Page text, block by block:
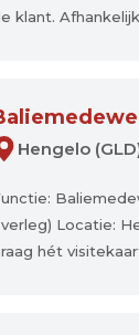
klant.
Hengelo
Locatie:
hét